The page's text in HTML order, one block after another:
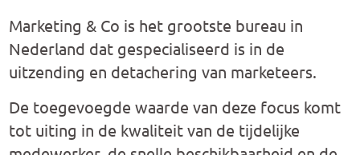
Marketing & Co is het grootste bureau in
Nederland dat gespecialiseerd is in de
uitzending en detachering van marketeers.
De toegevoegde waarde van deze focus komt
tot uiting in de kwaliteit van de tijdelijke